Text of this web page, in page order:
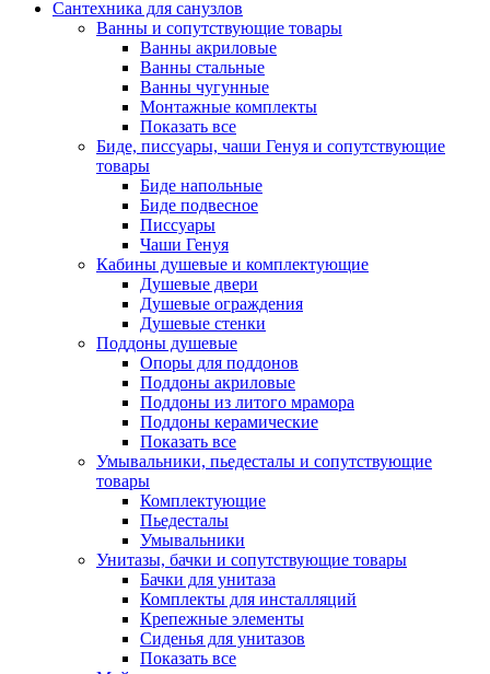
Сантехника для санузлов
Ванны и сопутствующие товары
Ванны акриловые
Ванны стальные
Ванны чугунные
Монтажные комплекты
Показать все
Биде, писсуары, чаши Генуя и сопутствующие
товары
Биде напольные
Биде подвесное
Писсуары
Чаши Генуя
Кабины душевые и комплектующие
Душевые двери
Душевые ограждения
Душевые стенки
Поддоны душевые
Опоры для поддонов
Поддоны акриловые
Поддоны из литого мрамора
Поддоны керамические
Показать все
Умывальники, пьедесталы и сопутствующие
товары
Комплектующие
Пьедесталы
Умывальники
Унитазы, бачки и сопутствующие товары
Бачки для унитаза
Комплекты для инсталляций
Крепежные элементы
Сиденья для унитазов
Показать все